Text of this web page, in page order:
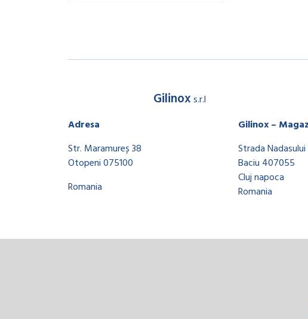
Gilinoxs.r.l
Adresa
Str. Maramureș 38
Otopeni 075100
Romania
Gilinox –
Strada Nadasului
Baciu 407055
Cluj napoca
Romania